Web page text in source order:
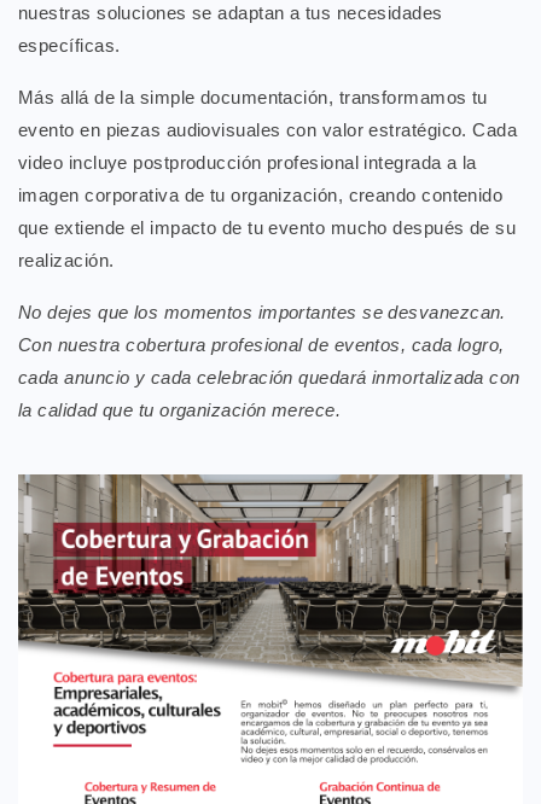
nuestras soluciones se adaptan a tus necesidades
específicas.
Más allá de la simple documentación, transformamos tu
evento en piezas audiovisuales con valor estratégico. Cada
video incluye postproducción profesional integrada a la
imagen corporativa de tu organización, creando contenido
que extiende el impacto de tu evento mucho después de su
realización.
No dejes que los momentos importantes se desvanezcan.
Con nuestra cobertura profesional de eventos, cada logro,
cada anuncio y cada celebración quedará inmortalizada con
la calidad que tu organización merece.